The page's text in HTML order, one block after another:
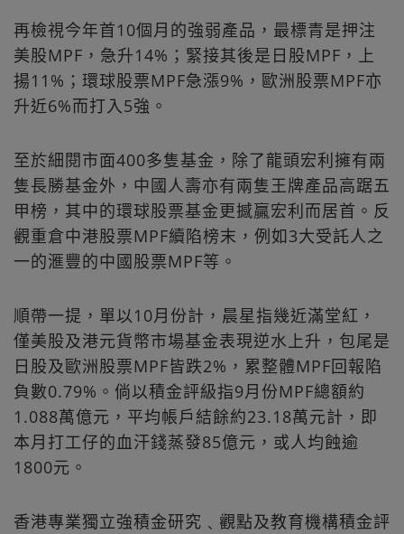
再檢視今年首10個月的強弱產品，最標青是押注
美股MPF，急升14%；緊接其後是日股MPF，上
揚11%；環球股票MPF急漲9%，歐洲股票MPF亦
升近6%而打入5強。
至於細閱市面400多隻基金，除了龍頭宏利擁有兩
隻長勝基金外，中國人壽亦有兩隻王牌產品高踞五
甲榜，其中的環球股票基金更撼贏宏利而居首。反
觀重倉中港股票MPF續陷榜末，例如3大受託人之
一的滙豐的中國股票MPF等。
順帶一提，單以10月份計，晨星指幾近滿堂紅，
僅美股及港元貨幣市場基金表現逆水上升，包尾是
日股及歐洲股票MPF皆跌2%，累整體MPF回報陷
負數0.79%。倘以積金評級指9月份MPF總額約
1.088萬億元，平均帳戶結餘約23.18萬元計，即
本月打工仔的血汗錢蒸發85億元，或人均蝕逾
1800元。
香港專業獨立強積金研究﹑觀點及教育機構積金評